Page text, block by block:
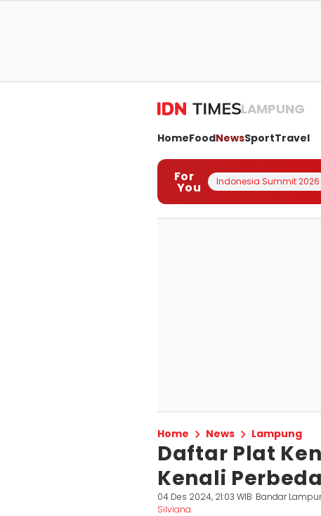
LAMPUNG
HomeFoodNewsSportTravel
For
You Indonesia Summit 2026
Home News Lampung
Daftar Plat
Kenali
04 Des 2024, 21:03 WIB Bandar
Silviana